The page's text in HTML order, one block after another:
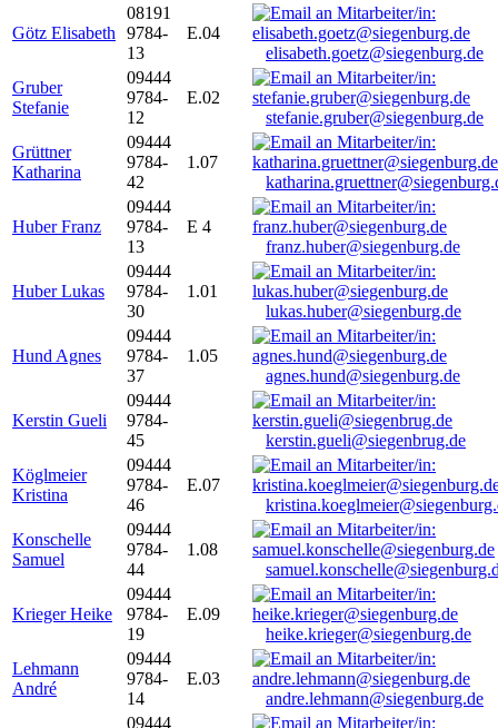
Götz Elisabeth
08191
9784-
13
E.04
elisabeth.goetz@siegenburg.de
Gruber
Stefanie
09444
9784-
12
E.02
stefanie.gruber@siegenburg.de
Grüttner
Katharina
09444
9784-
42
1.07
Huber Franz
09444
9784-
13
E 4
franz.huber@siegenburg.de
Huber Lukas
09444
9784-
30
1.01
lukas.huber@siegenburg.de
Hund Agnes
09444
9784-
37
1.05
agnes.hund@siegenburg.de
Kerstin Gueli
09444
9784-
45
kerstin.gueli@siegenbrug.de
Köglmeier
Kristina
09444
9784-
46
E.07
Konschelle
Samuel
09444
9784-
44
1.08
Krieger Heike
09444
9784-
19
E.09
heike.krieger@siegenburg.de
Lehmann
André
09444
9784-
14
E.03
andre.lehmann@siegenburg.de
09444